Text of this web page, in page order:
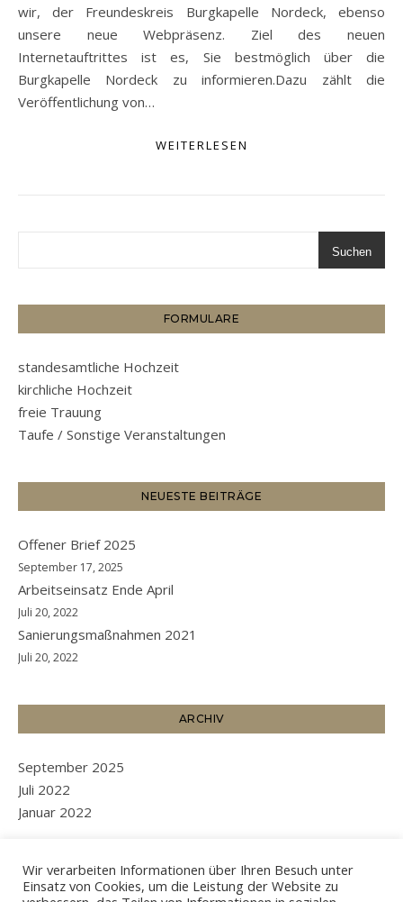
wir, der Freundeskreis Burgkapelle Nordeck, ebenso
unsere neue Webpräsenz. Ziel des neuen
Internetauftrittes ist es, Sie bestmöglich über die
Burgkapelle Nordeck zu informieren.Dazu zählt die
Veröffentlichung von…
WEITERLESEN
Suchen
FORMULARE
standesamtliche Hochzeit
kirchliche Hochzeit
freie Trauung
Taufe / Sonstige Veranstaltungen
NEUESTE BEITRÄGE
Offener Brief 2025
September 17, 2025
Arbeitseinsatz Ende April
Juli 20, 2022
Sanierungsmaßnahmen 2021
Juli 20, 2022
ARCHIV
September 2025
Juli 2022
Januar 2022
Wir verarbeiten Informationen über Ihren Besuch unter
Einsatz von Cookies, um die Leistung der Website zu